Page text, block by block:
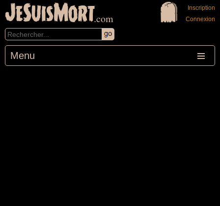
JeSuisMort.com
Menu
Inscription
Connexion